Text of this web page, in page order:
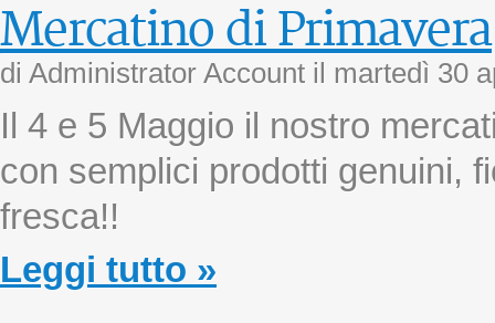
Mercatino di Primavera
di Administrator Account il martedì 30
Il 4 e 5 Maggio il nostro
con semplici prodotti genuini,
fresca!!
Leggi tutto »